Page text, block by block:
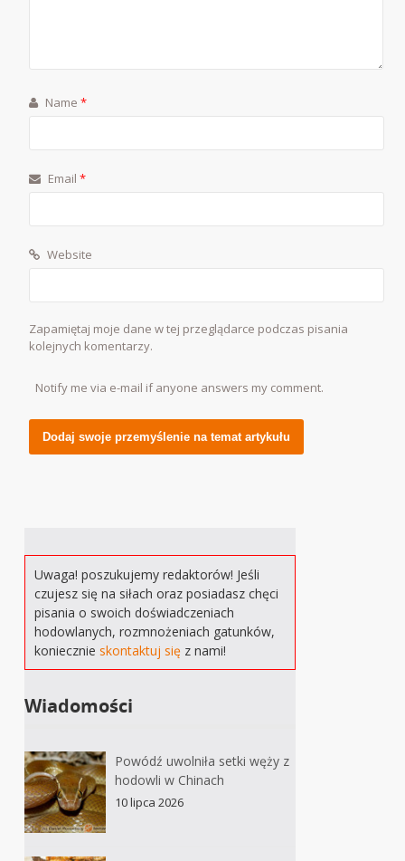
Name*
Email*
Website
Zapamiętaj moje dane w tej przeglądarce podczas pisania
kolejnych komentarzy.
Notify me via e-mail if anyone answers my comment.
Uwaga! poszukujemy redaktorów! Jeśli
czujesz się na siłach oraz posiadasz chęci
pisania o swoich doświadczeniach
hodowlanych, rozmnożeniach gatunków,
koniecznieskontaktuj się z nami!
Wiadomości
Powódź uwolniła setki węży z
hodowli w Chinach
10 lipca 2026